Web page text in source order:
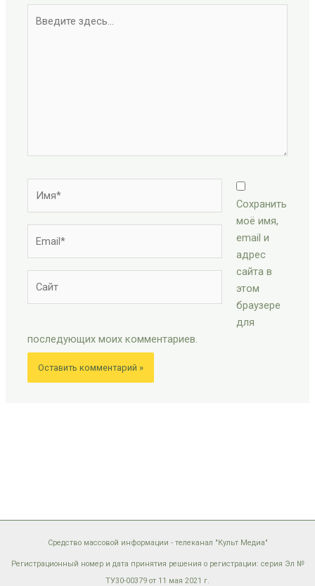
здесь...
Сохранить
моё имя,
email и
адрес
сайта в
этом
браузере
для
последующих моих комментариев.
Средство массовой информации - телеканал "Культ Медиа"
Регистрационный номер и дата принятия решения о регистрации: серия Эл №
ТУ30-00379 от 11 мая 2021 г.